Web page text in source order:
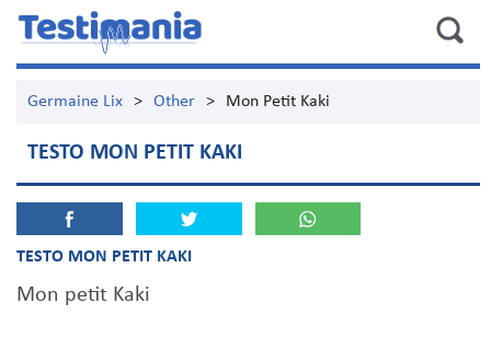
Germaine Lix > Other > Mon Petit Kaki
TESTO MON PETIT KAKI
TESTO MON PETIT KAKI
Mon petit Kaki